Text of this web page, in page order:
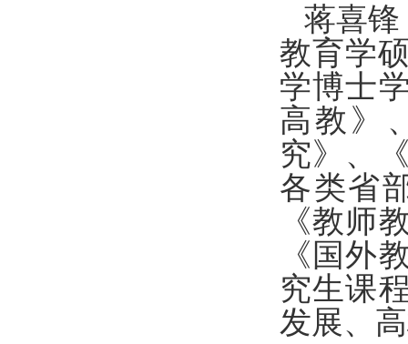
蒋喜锋
教育学
学博士
高教》
究》、
各类省
《教师
《国外
究生课
发展、